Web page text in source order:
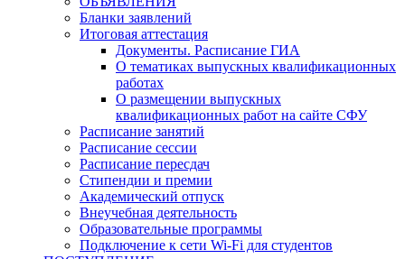
Бланки заявлений
Итоговая аттестация
Документы. Расписание ГИА
О тематиках выпускных квалификационных
работах
О размещении выпускных
квалификационных работ на сайте СФУ
Расписание занятий
Расписание сессии
Расписание пересдач
Стипендии и премии
Академический отпуск
Внеучебная деятельность
Образовательные программы
Подключение к сети Wi-Fi для студентов